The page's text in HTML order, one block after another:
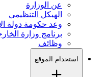
عن الوزارة
الهيكل التنظيمي
وعد حكومة دولة
برنامج وزارة
وظائف
استخدام الموقع